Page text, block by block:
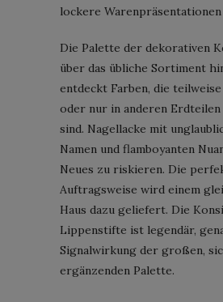
lockere
Die Palette der dekorativen
über das übliche Sortiment
entdeckt Farben, die
oder nur in anderen
sind. Nagellacke mit
Namen und flamboyanten
Neues zu riskieren. Die
Auftragsweise wird einem
Haus dazu geliefert. Die
Lippenstifte ist legendär,
Signalwirkung der großen,
ergänzenden Palette.